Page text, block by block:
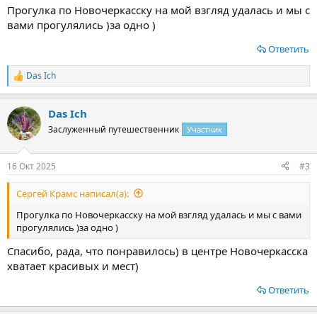
Прогулка по Новочеркасску на мой взгляд удалась и мы с
вами прогулялись )за одно )
Ответить
Р
е
к
ц
и
Das Ich
Das Ich
Заслуженный путешественник Участник
16 Окт 2025 #3
Сергей Крамс написал(а):
Прогулка по Новочеркасску на мой взгляд удалась и мы с вами
прогулялись )за одно )
Спасибо, рада, что понравилось) в центре Новочеркасска
хватает красивых и мест)
Ответить